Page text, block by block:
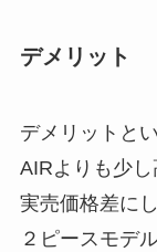
デメリット
デメリットと
AIRよりも少し
実売価格差に
２ピースモデ